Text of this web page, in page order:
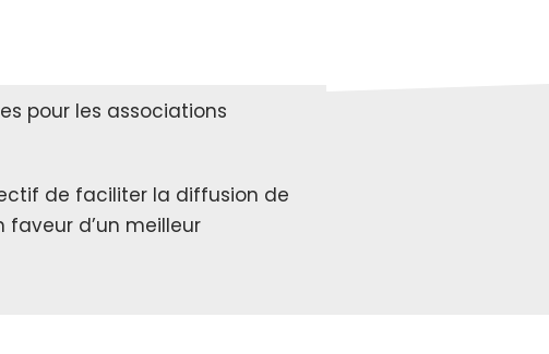
pour les associations
de faciliter la diffusion de
d’un meilleur